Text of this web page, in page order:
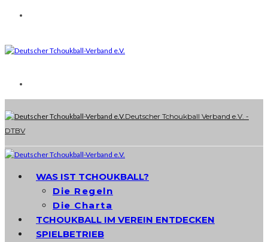
Deutscher Tchoukball Verband e.V. -
DTBV
WAS IST TCHOUKBALL?
Die Regeln
Die Charta
TCHOUKBALL IM VEREIN ENTDECKEN
SPIELBETRIEB